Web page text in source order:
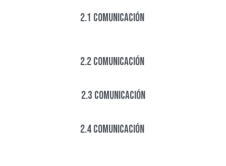
2.1 COMUNICACIÓN ​
2.2 COMUNICACIÓN ​
2.3 COMUNICACIÓN
2.4 COMUNICACIÓN ​